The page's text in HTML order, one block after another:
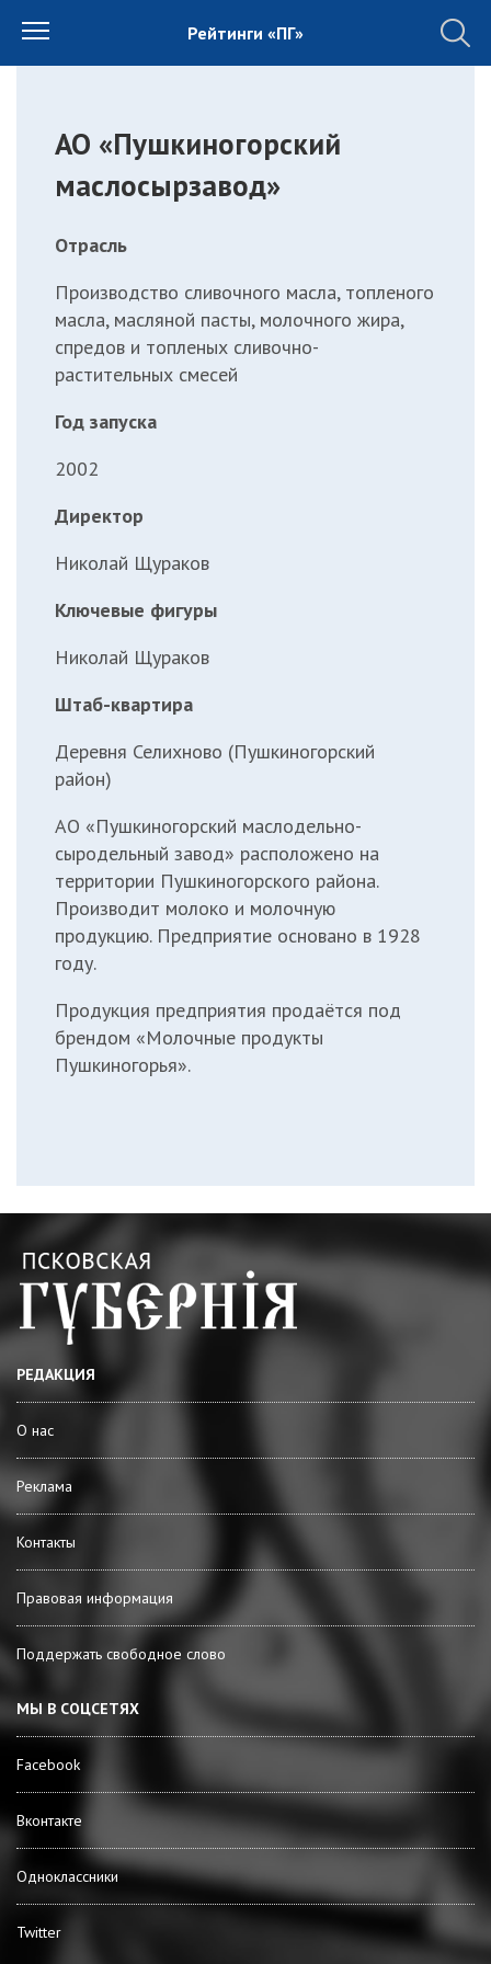
Рейтинги «ПГ»
АО «Пушкиногорский
маслосырзавод»
Отрасль
Производство сливочного масла, топленого
масла, масляной пасты, молочного жира,
спредов и топленых сливочно-
растительных смесей
Год запуска
2002
Директор
Николай Щураков
Ключевые фигуры
Николай Щураков
Штаб-квартира
Деревня Селихново (Пушкиногорский
район)
АО «Пушкиногорский маслодельно-
сыродельный завод» расположено на
территории Пушкиногорского района.
Производит молоко и молочную
продукцию. Предприятие основано в 1928
году.
Продукция предприятия продаётся под
брендом «Молочные продукты
Пушкиногорья».
РЕДАКЦИЯ
О нас
Реклама
Контакты
Правовая информация
Поддержать свободное слово
МЫ В СОЦСЕТЯХ
Facebook
Вконтакте
Одноклассники
Twitter